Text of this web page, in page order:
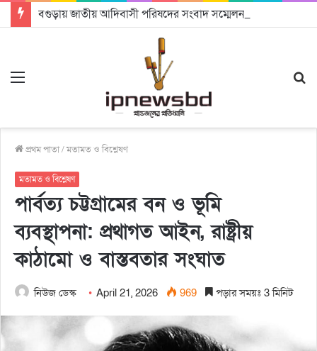
প্রথম পাতা/মতামত ও বিশ্লেষণ
মতামত ও বিশ্লেষণ
পার্বত্য চট্টগ্রামের বন ও ভূমি
ব্যবস্থাপনা: প্রথাগত আইন, রাষ্ট্রীয়
কাঠামো ও বাস্তবতার সংঘাত
নিউজ ডেস্ক April 21, 2026 969 পড়ার সময়ঃ 3 মিনিট